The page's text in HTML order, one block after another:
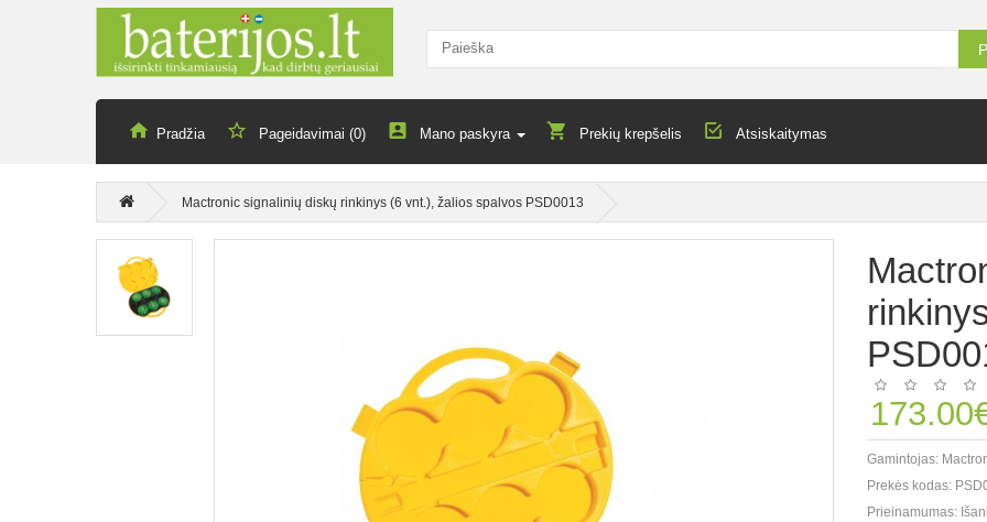
Pradžia Pageidavimai (0) Mano paskyra Prekių krepšelis Atsiskaitymas
Mactronic signalinių diskų rinkinys (6 vnt.), žalios spalvos PSD0013
Gamintojas:
Prekės kodas:
Prieinamumas: